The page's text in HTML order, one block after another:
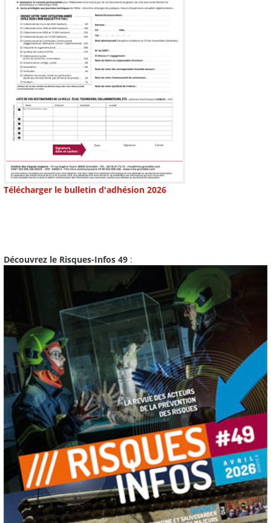
Télécharger le bulletin d'adhésion 2026
Découvrez le Risques-Infos 49 :